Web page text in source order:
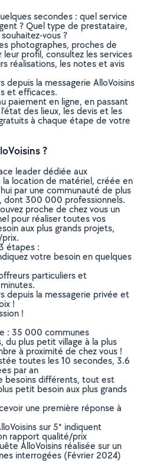
secondes : quel service
? Quel type de prestataire,
vous ?
photographes, proches de
leur profil, consultez les services
réalisations, les notes et avis
depuis la messagerie AlloVoisins
et efficaces.
paiement en ligne, en passant
des lieux, les devis et les
à chaque étape de votre
?
leader dédiée aux
location de matériel, créée en
par une communauté de plus
dont 300 000 professionnels.
proche de chez vous un
pour réaliser toutes vos
aux plus grands projets,
étapes :
votre besoin en quelques
particuliers et
depuis la messagerie privée et
!
!
: 35 000 communes
du plus petit village à la plus
à proximité de chez vous !
toutes les 10 secondes, 3.6
par an
besoins différents, tout est
petit besoin aux plus grands
une première réponse à
sur 5* indiquent
rapport qualité/prix
AlloVoisins réalisée sur un
interrogées (Février 2024)